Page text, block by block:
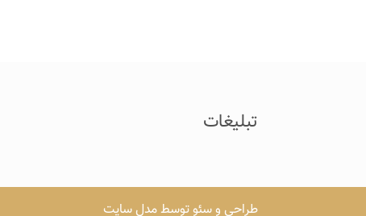
تبلیغات
طراحی و سئو توسط مدل سایت